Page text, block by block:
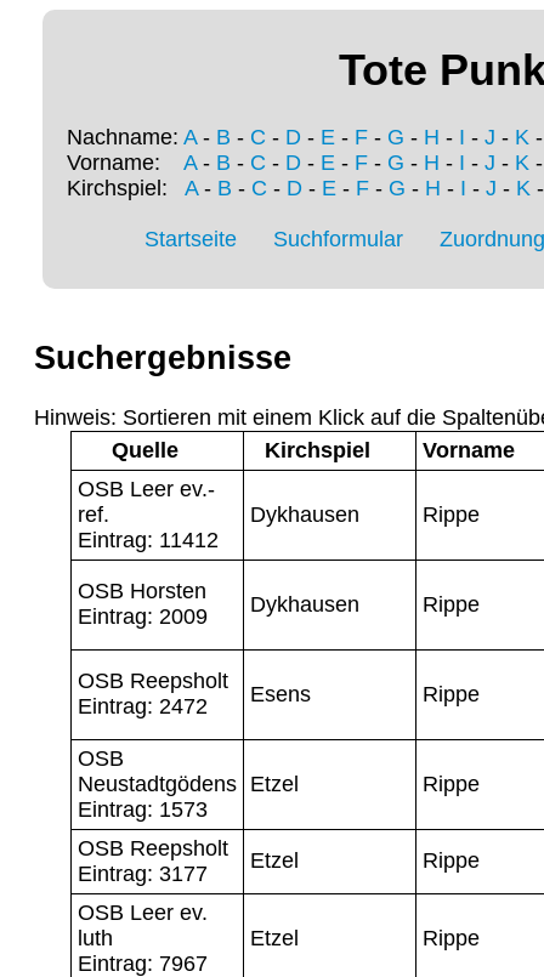
Tote
Nachname: A- B - C - D - E - F - G - H - I - J - K
Vorname: A- B - C - D - E - F - G - H - I - J - K
Kirchspiel: A- B - C - D- E- F- G - H - I - J - K
Startseite Suchformular
Suchergebnisse
Hinweis: Sortieren mit einem Klick auf die
Quelle
Kirchspiel
Vorname
OSB Leer ev.-
ref.
Eintrag: 11412
Dykhausen Rippe
OSB Horsten
Eintrag: 2009
Dykhausen Rippe
OSB Reepsholt
Eintrag: 2472
Esens Rippe
OSB
Neustadtgödens
Eintrag: 1573
Etzel Rippe
OSB Reepsholt
Eintrag: 3177
Etzel Rippe
OSB Leer ev.
luth
Eintrag: 7967
Etzel Rippe